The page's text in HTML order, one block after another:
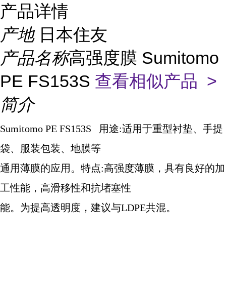
产品详情
产地 日本住友
产品名称高强度膜 Sumitomo
PE FS153S 查看相似产品 >
简介
Sumitomo PE FS153S 用途:适用于重型衬垫、手提
袋、服装包装、地膜等
通用薄膜的应用。特点:高强度薄膜，具有良好的加
工性能，高滑移性和抗堵塞性
能。为提高透明度，建议与LDPE共混。